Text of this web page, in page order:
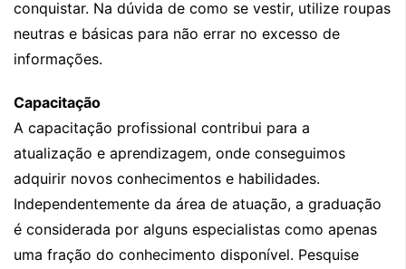
conquistar. Na dúvida de como se vestir, utilize roupas
neutras e básicas para não errar no excesso de
informações.
Capacitação
A capacitação profissional contribui para a
atualização e aprendizagem, onde conseguimos
adquirir novos conhecimentos e habilidades.
Independentemente da área de atuação, a graduação
é considerada por alguns especialistas como apenas
uma fração do conhecimento disponível. Pesquise